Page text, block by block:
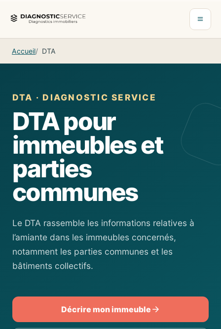
Ouvrir
Accueil DTA
DTA · DIAGNOSTIC SERVICE
DTA pour
immeubles et
parties
communes
Le DTA rassemble les informations relatives à
l’amiante dans les immeubles concernés,
notamment les parties communes et les
bâtiments collectifs.
Décrire mon immeuble